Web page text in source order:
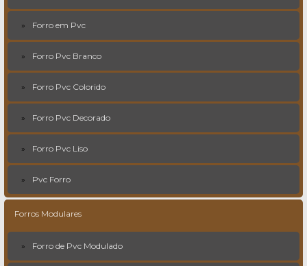
Forro em Pvc
Forro Pvc Branco
Forro Pvc Colorido
Forro Pvc Decorado
Forro Pvc Liso
Pvc Forro
Forros Modulares
Forro de Pvc Modulado